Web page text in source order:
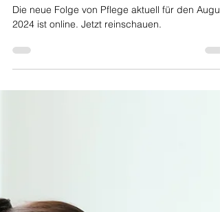
Aktuelle Entwicklungen in der
sollten!